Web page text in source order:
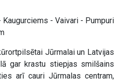
- Vaivari - Pumpuri
Jūrmalai un Latvijas
gar krastu stiepjas smilšains
arī cauri Jūrmalas centram,